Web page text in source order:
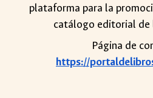
plataforma para la
catálogo editorial de
Página de
https://